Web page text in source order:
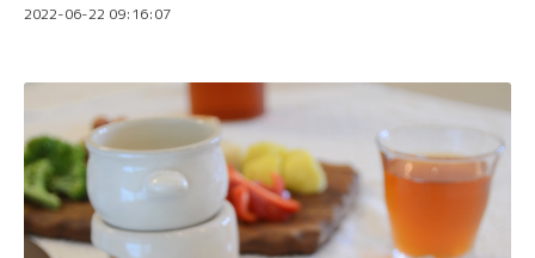
2022-06-22 09:16:07